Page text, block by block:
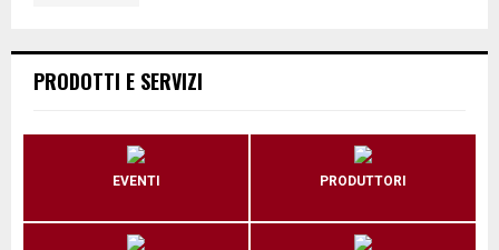
PRODOTTI E SERVIZI
EVENTI PRODUTTORI